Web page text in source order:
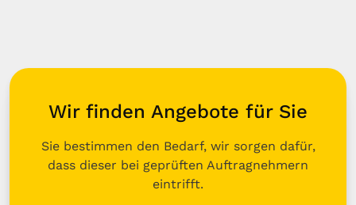
Wir finden Angebote für Sie
Sie bestimmen den Bedarf, wir sorgen dafür,
dass dieser bei geprüften Auftragnehmern
eintrifft.